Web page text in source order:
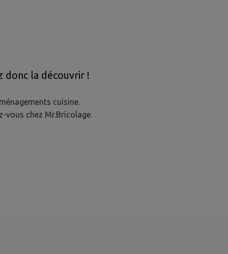
donc la découvrir !
cuisine.
vous chez Mr.Bricolage.